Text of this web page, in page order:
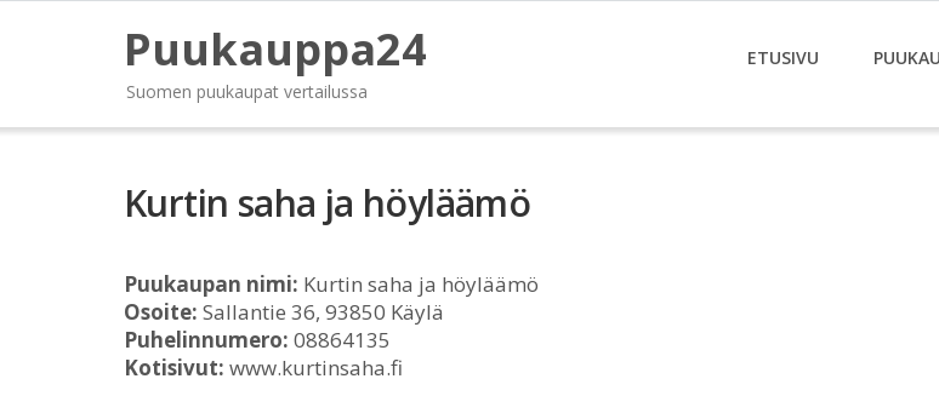
Puukauppa24
Suomen puukaupat vertailussa
ETUSIVU
Kurtin saha ja höyläämö
Puukaupan nimi: Kurtin saha ja höyläämö
Osoite: Sallantie 36, 93850 Käylä
Puhelinnumero: 08864135
Kotisivut: www.kurtinsaha.fi